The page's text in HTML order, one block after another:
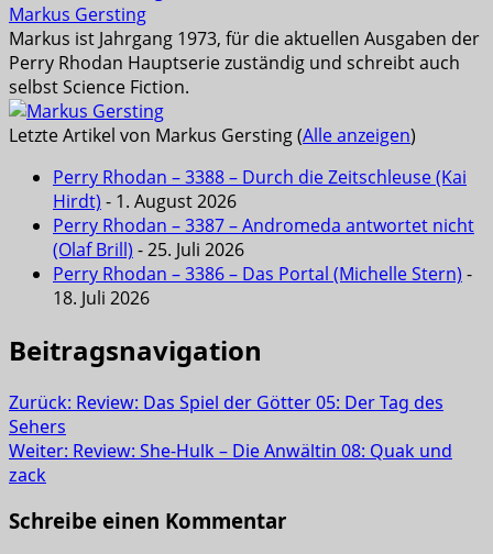
Markus Gersting
Markus ist Jahrgang 1973, für die aktuellen Ausgaben der
Perry Rhodan Hauptserie zuständig und schreibt auch
selbst Science Fiction.
Letzte Artikel von Markus Gersting(Alle anzeigen)
Perry Rhodan – 3388 – Durch die Zeitschleuse (Kai
Hirdt) - 1. August 2026
Perry Rhodan – 3387 – Andromeda antwortet nicht
(Olaf Brill) - 25. Juli 2026
Perry Rhodan – 3386 – Das Portal (Michelle Stern) -
18. Juli 2026
Beitragsnavigation
Zurück: Review: Das Spiel der Götter 05: Der Tag des
Sehers
Weiter: Review: She-Hulk – Die Anwältin 08: Quak und
zack
Schreibe einen Kommentar